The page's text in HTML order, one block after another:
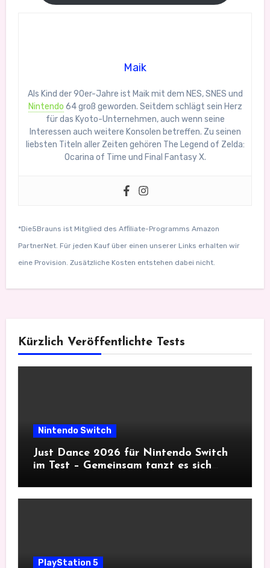
Maik
Als Kind der 90er-Jahre ist Maik mit dem NES, SNES und
Nintendo 64 groß geworden. Seitdem schlägt sein Herz
für das Kyoto-Unternehmen, auch wenn seine
Interessen auch weitere Konsolen betreffen. Zu seinen
liebsten Titeln aller Zeiten gehören The Legend of Zelda:
Ocarina of Time und Final Fantasy X.
*Die5Brauns ist Mitglied des Afﬁliate-Programms Amazon
PartnerNet. Für jeden Kauf über einen unserer Links erhalten wir
eine Provision. Zusätzliche Kosten entstehen dabei nicht.
Kürzlich Veröffentlichte Tests
Nintendo Switch
Just Dance 2026 für Nintendo Switch
im Test – Gemeinsam tanzt es sich
PlayStation 5